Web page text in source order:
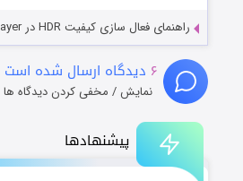
پیشنهادها
راهنمای فعال سازی کیفیت HDR در PotPlayer
۶ دیدگاه ارسال شده است
نمایش / مخفی کردن دیدگاه ها